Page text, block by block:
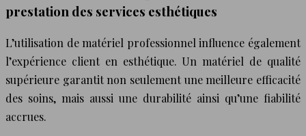
prestation des services esthétiques
L’utilisation de matériel professionnel influence également
l’expérience client en esthétique. Un matériel de qualité
supérieure garantit non seulement une meilleure efficacité
des soins, mais aussi une durabilité ainsi qu’une fiabilité
accrues.